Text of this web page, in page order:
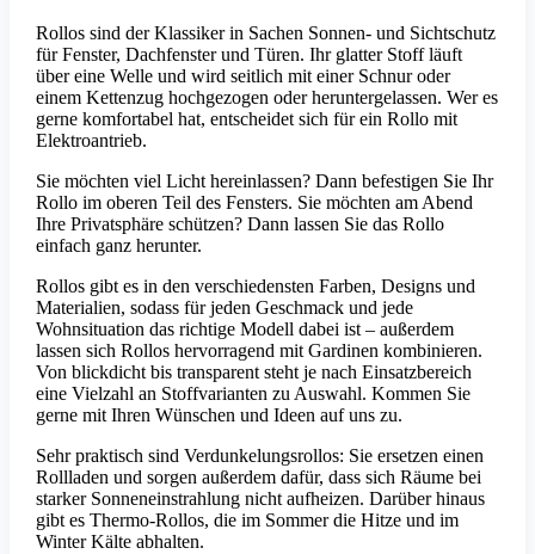
Rollos sind der Klassiker in Sachen Sonnen- und Sichtschutz
für Fenster, Dachfenster und Türen. Ihr glatter Stoff läuft
über eine Welle und wird seitlich mit einer Schnur oder
einem Kettenzug hochgezogen oder heruntergelassen. Wer es
gerne komfortabel hat, entscheidet sich für ein Rollo mit
Elektroantrieb.
Sie möchten viel Licht hereinlassen? Dann befestigen Sie Ihr
Rollo im oberen Teil des Fensters. Sie möchten am Abend
Ihre Privatsphäre schützen? Dann lassen Sie das Rollo
einfach ganz herunter.
Rollos gibt es in den verschiedensten Farben, Designs und
Materialien, sodass für jeden Geschmack und jede
Wohnsituation das richtige Modell dabei ist – außerdem
lassen sich Rollos hervorragend mit Gardinen kombinieren.
Von blickdicht bis transparent steht je nach Einsatzbereich
eine Vielzahl an Stoffvarianten zu Auswahl. Kommen Sie
gerne mit Ihren Wünschen und Ideen auf uns zu.
Sehr praktisch sind Verdunkelungsrollos: Sie ersetzen einen
Rollladen und sorgen außerdem dafür, dass sich Räume bei
starker Sonneneinstrahlung nicht aufheizen. Darüber hinaus
gibt es Thermo-Rollos, die im Sommer die Hitze und im
Winter Kälte abhalten.